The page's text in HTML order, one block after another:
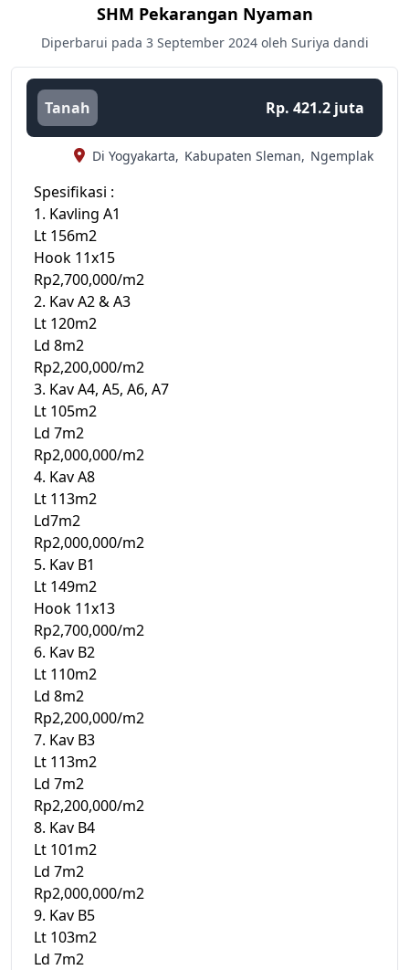
SHM Pekarangan Nyaman
Diperbarui pada 3 September 2024 oleh Suriya dandi
Tanah Rp. 421.2 juta
Di Yogyakarta, Kabupaten Sleman, Ngemplak
Spesifikasi :
1. Kavling A1
Lt 156m2
Hook 11x15
Rp2,700,000/m2
2. Kav A2 & A3
Lt 120m2
Ld 8m2
Rp2,200,000/m2
3. Kav A4, A5, A6, A7
Lt 105m2
Ld 7m2
Rp2,000,000/m2
4. Kav A8
Lt 113m2
Ld7m2
Rp2,000,000/m2
5. Kav B1
Lt 149m2
Hook 11x13
Rp2,700,000/m2
6. Kav B2
Lt 110m2
Ld 8m2
Rp2,200,000/m2
7. Kav B3
Lt 113m2
Ld 7m2
Rp2,200,000/m2
8. Kav B4
Lt 101m2
Ld 7m2
Rp2,000,000/m2
9. Kav B5
Lt 103m2
Ld 7m2